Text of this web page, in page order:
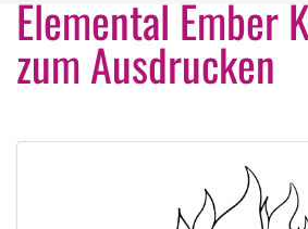
Elemental Ember
zum Ausdrucken